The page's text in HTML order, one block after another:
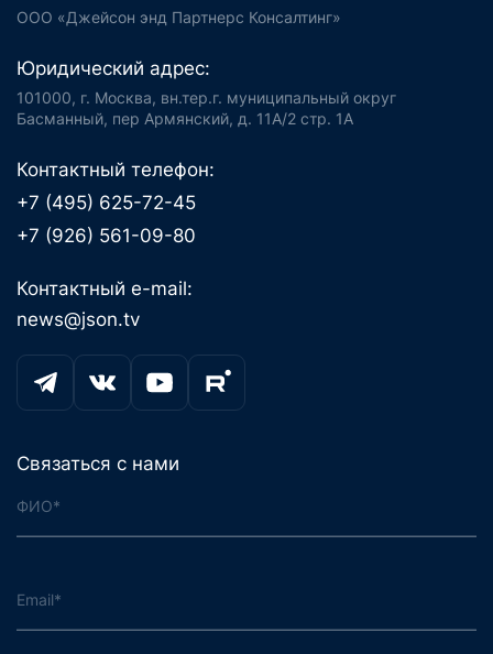
ООО «Джейсон энд Партнерс Консалтинг»
Юридический адрес:
101000, г. Москва, вн.тер.г. муниципальный округ
Басманный, пер Армянский, д. 11А/2 стр. 1А
Контактный телефон:
+7 (495) 625-72-45
+7 (926) 561-09-80
Контактный e-mail:
news@json.tv
Связаться с нами